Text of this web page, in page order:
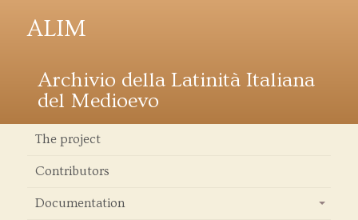
ALIM
Archivio della Latinità Italiana
del Medioevo
The project
Contributors
Documentation